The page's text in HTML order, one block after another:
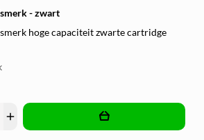
- zwart
hoge capaciteit zwarte cartridge
add